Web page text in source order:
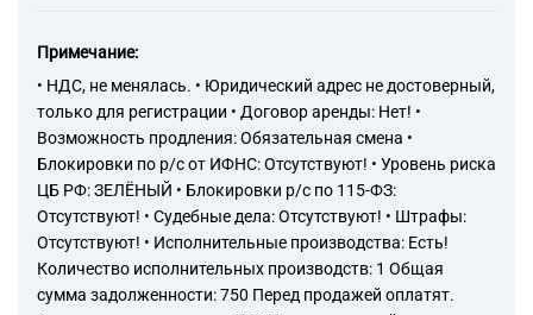
Примечание:
• НДС, не менялась. • Юридический адрес не достоверный,
только для регистрации • Договор аренды: Нет! •
Возможность продления: Обязательная смена •
Блокировки по р/с от ИФНС: Отсутствуют! • Уровень риска
ЦБ РФ: ЗЕЛЁНЫЙ • Блокировки р/с по 115-ФЗ:
Отсутствуют! • Судебные дела: Отсутствуют! • Штрафы:
Отсутствуют! • Исполнительные производства: Есть!
Количество исполнительных производств: 1 Общая
сумма задолженности: 750 Перед продажей оплатят.